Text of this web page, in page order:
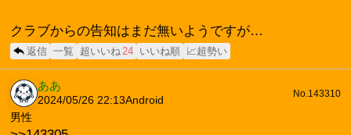
クラブからの告知はまだ無いようですが…
返信 一覧 超いいね24 いいね順 📈超勢い
ああ
2024/05/26 22:13Android
No.143310
男性